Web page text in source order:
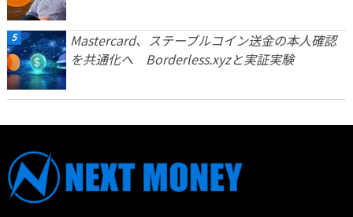
Mastercard、ステーブルコイン送金の本人確認
を共通化へ Borderless.xyzと実証実験